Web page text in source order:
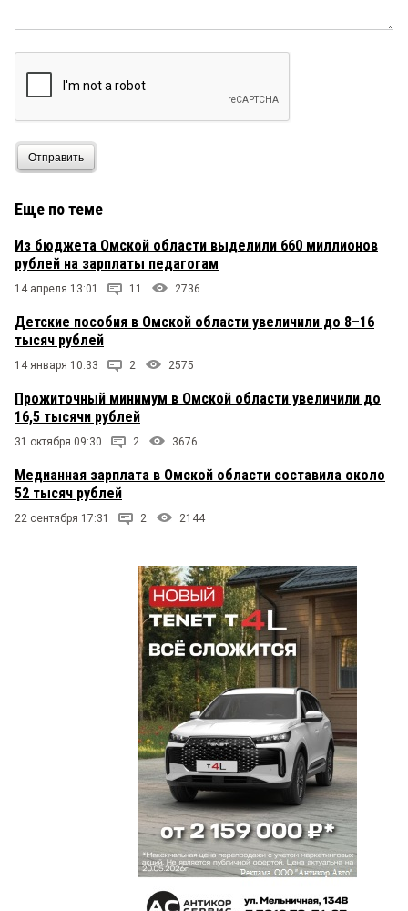
Отправить
Еще по теме
Из бюджета Омской области выделили 660 миллионов
рублей на зарплаты педагогам
14 апреля 13:01 11 2736
Детские пособия в Омской области увеличили до 8–16
тысяч рублей
14 января 10:33 2 2575
Прожиточный минимум в Омской области увеличили до
16,5 тысячи рублей
31 октября 09:30 2 3676
Медианная зарплата в Омской области составила около
52 тысяч рублей
22 сентября 17:31 2 2144